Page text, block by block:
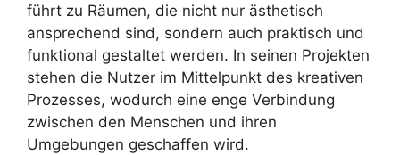
führt zu Räumen, die nicht nur ästhetisch
ansprechend sind, sondern auch praktisch und
funktional gestaltet werden. In seinen Projekten
stehen die Nutzer im Mittelpunkt des kreativen
Prozesses, wodurch eine enge Verbindung
zwischen den Menschen und ihren
Umgebungen geschaffen wird.